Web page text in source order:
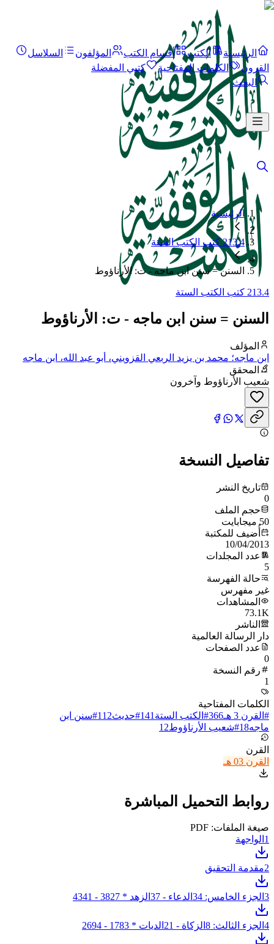
الرئيسية الكتب أقسام الكتب المؤلفون
السلاسل
القرون
الكلمات المفتاحية
كتبي المفضلة
البحث
الرئيسية
213.4 كتب الكتب الستة
السنن = سنن ابن ماجه - ت: الأرناؤوط
213.4 كتب الكتب الستة
السنن = سنن ابن ماجه - ت: الأرناؤوط
المؤلف
ابن ماجه؛ محمد بن يزيد الربعي القزويني، أبو عبد الله، ابن ماجه
المحقق
شعيب الأرناؤوط وآخرون
تفاصيل النسخة
تاريخ النشر
0
حجم الملف
50 ميجابايت
أُضيف للمكتبة
10/04/2013
عدد المجلدات
5
حالة الفهرسة
غير مفهرس
المشاهدات
73.1K
الناشر
دار الرسالة العالمية
عدد الصفحات
0
رقم النسخة
1
الكلمات المفتاحية
# القرن 3 هـ 366
# الكتب الستة 141
#حديث112
#سنن ابن
ماجه18
#شعيب الأرناؤوط12
القرن
القرن 03 هـ
روابط التحميل المباشرة
صيغة الملفات: PDF
1 الواجهة
2مقدمة التحقيق
3 الجزء الخامس: 34الدعاء - 37الزهد * 3827 - 4341
4 الجزء الثالث: 8الزكاة - 21الديات * 1783 - 2694